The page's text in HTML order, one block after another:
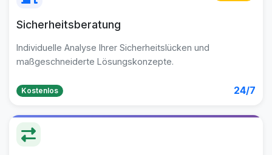
Sicherheitsberatung
Individuelle Analyse Ihrer Sicherheitslücken und
maßgeschneiderte Lösungskonzepte.
Kostenlos 24/7